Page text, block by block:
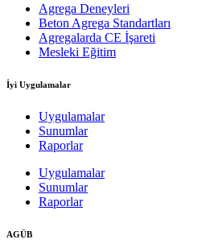
Agrega Deneyleri
Beton Agrega Standartları
Agregalarda CE İşareti
Mesleki Eğitim
İyi Uygulamalar
Uygulamalar
Sunumlar
Raporlar
Uygulamalar
Sunumlar
Raporlar
AGÜB